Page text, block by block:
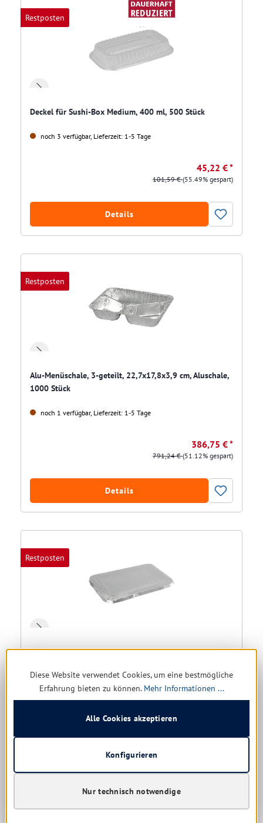
Restposten
Deckel für Sushi-Box Medium, 400 ml, 500 Stück
noch 3 verfügbar, Lieferzeit: 1-5 Tage
45,22 € *
101,59 €(55.49% gespart)
Details
Restposten
Alu-Menüschale, 3-geteilt, 22,7x17,8x3,9 cm, Aluschale,
1000 Stück
noch 1 verfügbar, Lieferzeit: 1-5 Tage
386,75 € *
791,24 €(51.12% gespart)
Details
Restposten
Deckel für Alu-Menüschalen, 17,8 x 22,7 cm, 1000 Stück
noch 1 verfügbar, Lieferzeit: 1-5 Tage
199,09 €
Details
Gastroverpackungen für jeden Zweck
Diese Website verwendet Cookies, um eine bestmögliche
Erfahrung bieten zu können. Mehr Informationen ...
Nur technisch notwendige
Konfigurieren
Alle Cookies akzeptieren